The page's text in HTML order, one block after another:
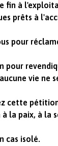
fin à
prêts à
pour
pour
vie ne
cette
à la paix, à la
cas isolé.